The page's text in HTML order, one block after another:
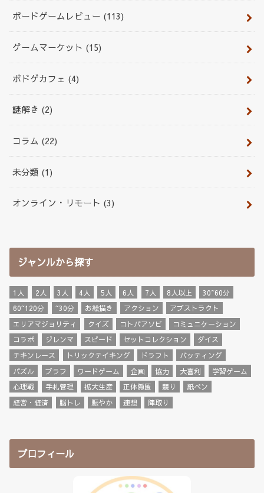
ボードゲームレビュー (113)
ゲームマーケット (15)
ボドゲカフェ (4)
謎解き (2)
コラム (22)
未分類 (1)
オンライン・リモート (3)
ジャンルから探す
1人 2人 3人 4人 5人 6人 7人 8人以上
30~60分
60~120分
~30分 お絵描き アクション
アブストラクト
エリアマジョリティ
クイズ コトバアソビ
コミュニケーション
コラボ
ジレンマ スピード セットコレクション
ダイス
チキンレース
トリックテイキング ドラフト
バッティング
パズル
ブラフ ワードゲーム 企画 協力 大喜利
学習ゲーム
心理戦
手札管理 拡大生産 正体隠匿 競り
紙ペン
経営・経済
脳トレ 賑やか 連想 陣取り
プロフィール